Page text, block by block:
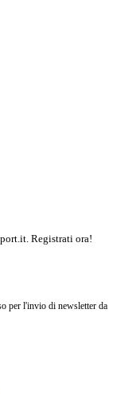
Registrati ora!
per l'invio di newsletter da